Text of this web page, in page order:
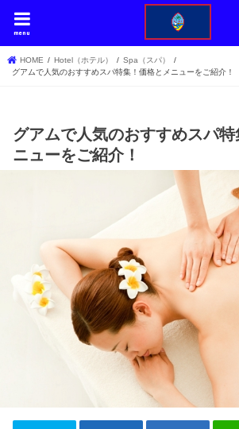
menu
HOME Hotel（ホテル）
Spa（スパ）
グアムで人気のおすすめスパ特集！価格とメニューをご紹介！
グアムで人気のおすすめスパ特
ニューをご紹介！